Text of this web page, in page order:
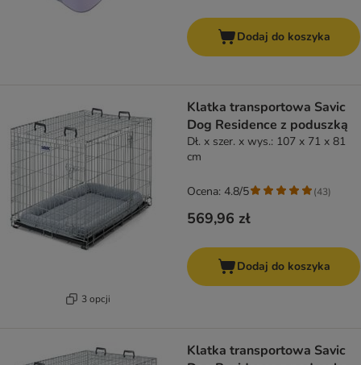
Dodaj do koszyka
3 opcji
Klatka transportowa Savic
Dog Residence z poduszką
Dł. x szer. x wys.: 107 x 71 x 81
cm
569,96 zł
Ocena: 4.8/5 (43)
Dodaj do koszyka
Klatka transportowa Savic